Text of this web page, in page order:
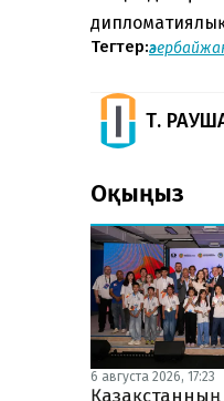
Тегтер:
Т.
Оқыңыз
6 августа 2026, 17:23